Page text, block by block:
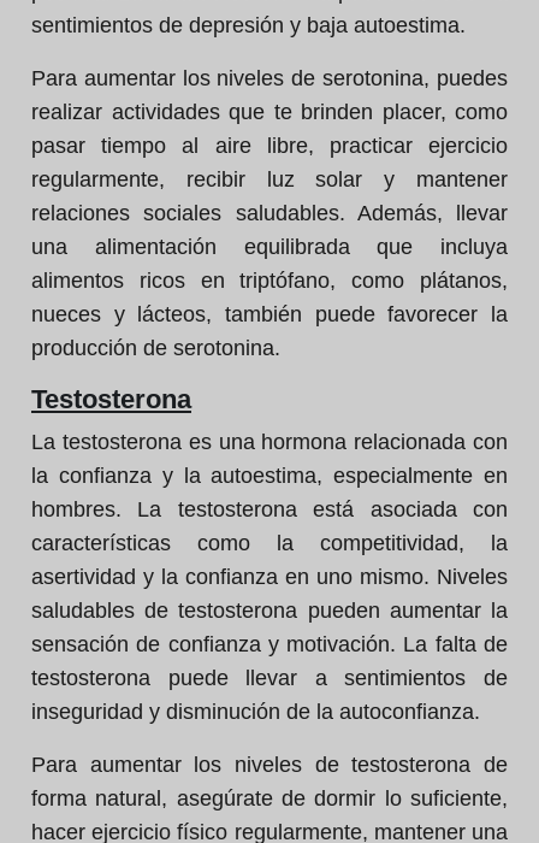
sentimientos de depresión y baja autoestima.
Para aumentar los niveles de serotonina, puedes
realizar actividades que te brinden placer, como
pasar tiempo al aire libre, practicar ejercicio
regularmente, recibir luz solar y mantener
relaciones sociales saludables. Además, llevar
una alimentación equilibrada que incluya
alimentos ricos en triptófano, como plátanos,
nueces y lácteos, también puede favorecer la
producción de serotonina.
Testosterona
La testosterona es una hormona relacionada con
la confianza y la autoestima, especialmente en
hombres. La testosterona está asociada con
características como la competitividad, la
asertividad y la confianza en uno mismo. Niveles
saludables de testosterona pueden aumentar la
sensación de confianza y motivación. La falta de
testosterona puede llevar a sentimientos de
inseguridad y disminución de la autoconfianza.
Para aumentar los niveles de testosterona de
forma natural, asegúrate de dormir lo suficiente,
hacer ejercicio físico regularmente, mantener una